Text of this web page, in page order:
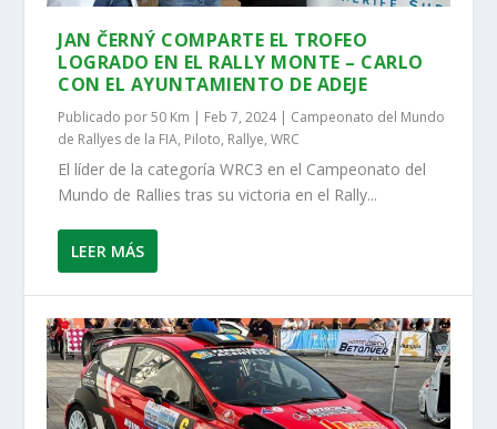
JAN ČERNÝ COMPARTE EL TROFEO
LOGRADO EN EL RALLY MONTE – CARLO
CON EL AYUNTAMIENTO DE ADEJE
Publicado por50 Km | Feb 7, 2024| Campeonato del Mundo
de Rallyes de la FIA, Piloto, Rallye,WRC
El líder de la categoría WRC3 en el Campeonato del
Mundo de Rallies tras su victoria en el Rally...
LEER MÁS